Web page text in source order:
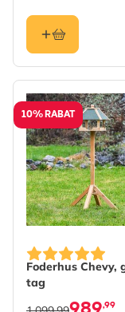
10% RABAT
Foderhus Chevy,
tag
,99